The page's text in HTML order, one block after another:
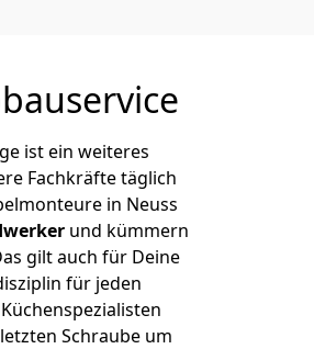
ist ein weiteres
Fachkräfte täglich
in Neuss
und kümmern
gilt auch für Deine
für jeden
Schraube um